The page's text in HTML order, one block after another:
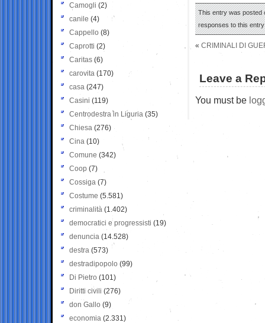
This entry was posted
responses to this
« CRIMINALI DI
Leave a
You must be
Camogli (2)
canile (4)
Cappello (8)
Caprotti (2)
Caritas (6)
carovita (170)
casa (247)
Casini (119)
Centrodestra in Liguria (35)
Chiesa (276)
Cina (10)
Comune (342)
Coop (7)
Cossiga (7)
Costume (5.581)
criminalità (1.402)
democratici e progressisti (19)
denuncia (14.528)
destra (573)
destradipopolo (99)
Di Pietro (101)
Diritti civili (276)
don Gallo (9)
economia (2.331)